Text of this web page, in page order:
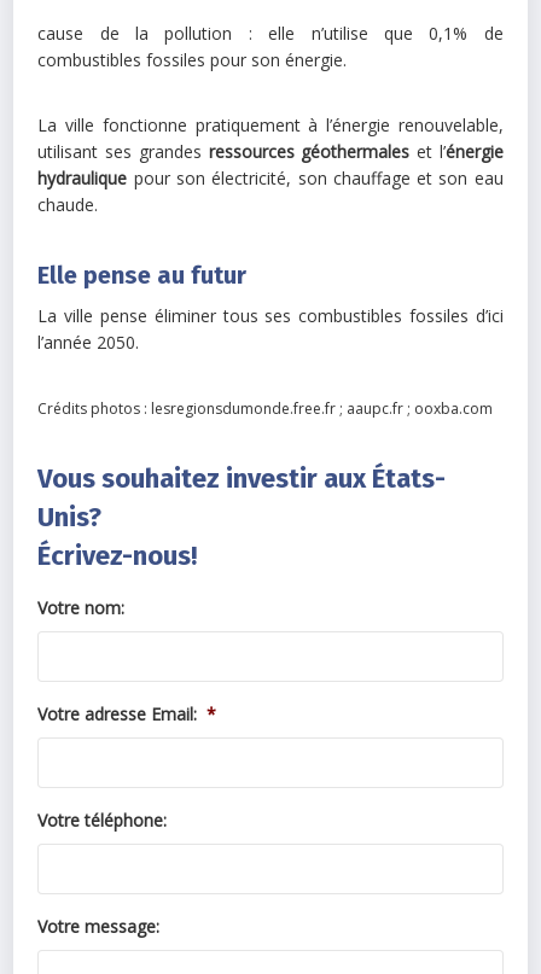
cause de la pollution : elle n’utilise que 0,1% de
combustibles fossiles pour son énergie.
La ville fonctionne pratiquement à l’énergie renouvelable,
utilisant ses grandes ressources géothermales et l’énergie
hydraulique pour son électricité, son chauffage et son eau
chaude.
Elle pense au futur
La ville pense éliminer tous ses combustibles fossiles d’ici
l’année 2050.
Crédits photos : lesregionsdumonde.free.fr ; aaupc.fr ; ooxba.com
Vous souhaitez investir aux États-
Unis?
Écrivez-nous!
Votre nom:
Votre adresse Email: *
Votre téléphone:
Votre message: